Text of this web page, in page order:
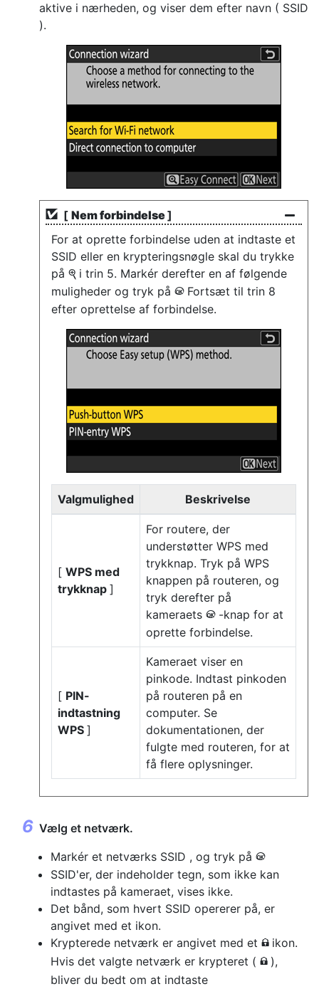
aktive i nærheden, og viser dem efter navn ( SSID
).
[ Nem forbindelse]
For at oprette forbindelse uden at indtaste et
SSID eller en krypteringsnøgle skal du trykke
på X i trin 5. Markér derefter en af følgende
muligheder og tryk på J Fortsæt til trin 8
efter oprettelse af forbindelse.
Valgmulighed Beskrivelse
[ WPS med
trykknap ]
For routere, der
understøtter WPS med
trykknap. Tryk på WPS
knappen på routeren, og
tryk derefter på
kameraets J -knap for at
oprette forbindelse.
[ PIN-
indtastning
WPS ]
Kameraet viser en
pinkode. Indtast pinkoden
på routeren på en
computer. Se
dokumentationen, der
fulgte med routeren, for at
få flere oplysninger.
Vælg et netværk.
Markér et netværks SSID , og tryk på J
SSID'er, der indeholder tegn, som ikke kan
indtastes på kameraet, vises ikke.
Det bånd, som hvert SSID opererer på, er
angivet med et ikon.
Krypterede netværk er angivet med et h ikon.
Hvis det valgte netværk er krypteret ( h ),
bliver du bedt om at indtaste